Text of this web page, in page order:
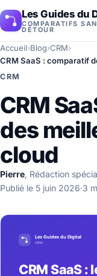
Les Guides du
COMPARATIFS
DÉTOUR
Accueil›Blog›CRM›
CRM SaaS : comparatif
CRM
CRM
des
cloud
Pierre, Rédaction
Publié le 5 juin 2026·3